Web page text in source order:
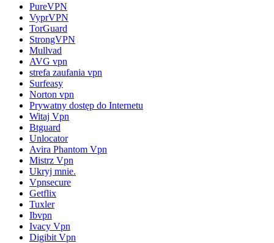
PureVPN
VyprVPN
TorGuard
StrongVPN
Mullvad
AVG vpn
strefa zaufania vpn
Surfeasy
Norton vpn
Prywatny dostęp do Internetu
Witaj Vpn
Btguard
Unlocator
Avira Phantom Vpn
Mistrz Vpn
Ukryj mnie.
Vpnsecure
Getflix
Tuxler
Ibvpn
Ivacy Vpn
Digibit Vpn